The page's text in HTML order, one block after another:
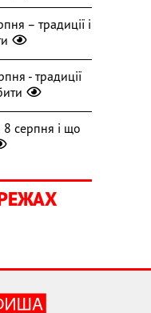
– традиції і
- традиції
8 серпня і що